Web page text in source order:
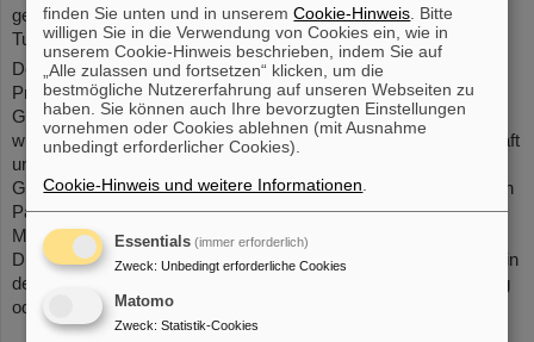
gepaart mit einer effektiven Bekämpfung des behandelten
Tumors.
Der Wissenschaftliche Geschäftsführer von GSI und FAIR,
Professor Paolo Giubellino, betont den großen Nutzen für die
Gesellschaft: „Die Ionenstrahltherapie, die bei GSI entwickelt
wurde, ist ein herausragendes Beispiel dafür, wie die Gesellschaft
und die Menschen durch gelungenen Technologietransfer von
Grundlagenforschung profitieren können. Zusammen mit starken
Partnern arbeiten wir intensiv daran, neue Technologien und
Methoden zu entwickeln, damit unsere wissenschaftlichen
Durchbrüche auch in Zukunft der Gesellschaft zugutekommen, in
der Medizin und in anderen Bereichen wie der Materialforschung
oder der Computertechnologie.“
finden Sie unten und in unseremCookie-Hinweis . Bitte
willigen Sie in die Verwendung von Cookies ein, wie in
unserem Cookie-Hinweis beschrieben, indem Sie auf
„Alle zulassen und fortsetzen“ klicken, um die
bestmögliche Nutzererfahrung auf unseren Webseiten zu
haben. Sie können auch Ihre bevorzugten Einstellungen
vornehmen oder Cookies ablehnen (mit Ausnahme
unbedingt erforderlicher Cookies).
Cookie-Hinweis und weitere Informationen
Essentials (immer erforderlich)
Zweck: Unbedingt erforderliche Cookies
Matomo
Zweck: Statistik-Cookies